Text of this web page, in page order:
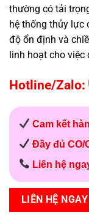
thường có tải
hệ thống thủy lực
độ ổn định và
linh hoạt cho việc
Hotline/Zalo:
Cam kết
Đầy đủ CO/
Liên hệ
LIÊN HỆ NGAY